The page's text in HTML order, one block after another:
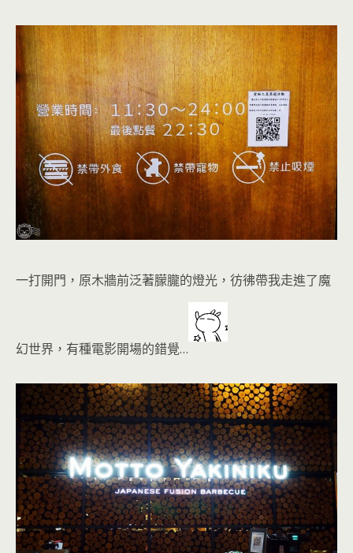
一打開門，原木牆前泛著朦朧的燈光，彷彿帶我走進了魔
幻世界，有種電影開場的錯覺…